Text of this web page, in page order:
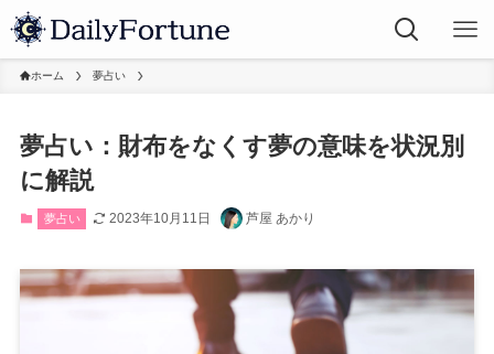
ホーム 夢占い
夢占い：財布をなくす夢の意味を状況別
に解説
夢占い 2023年10月11日 芦屋 あかり